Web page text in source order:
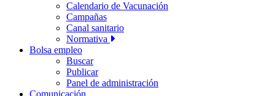
Calendario de Vacunación
Campañas
Canal sanitario
Normativa
Bolsa empleo
Buscar
Publicar
Panel de administración
Comunicación